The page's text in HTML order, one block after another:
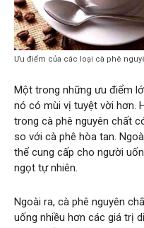
Ưu điểm của các loại cà phê
Một trong những ưu điểm
nó có mùi vị tuyệt vời hơn.
trong cà phê nguyên chất
so với cà phê hòa tan.
thể cung cấp cho người
ngọt tự nhiên.
Ngoài ra, cà phê nguyên
uống nhiều hơn các giá trị